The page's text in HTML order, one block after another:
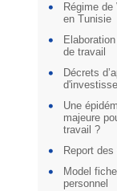
Régime
en Tunisie
de travail
Décrets
Une
majeure
travail ?
Report
Model
personnel